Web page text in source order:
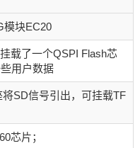
模块EC20
载了一个QSPI Flash芯
用户数据
SD信号引出，可挂载TF
芯片；